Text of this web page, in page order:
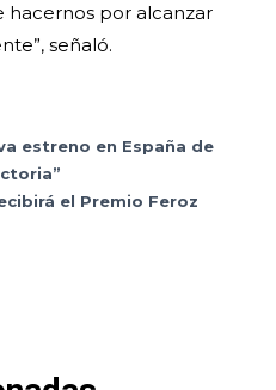
hacernos por alcanzar
señaló.
estreno en España de
el Premio Feroz